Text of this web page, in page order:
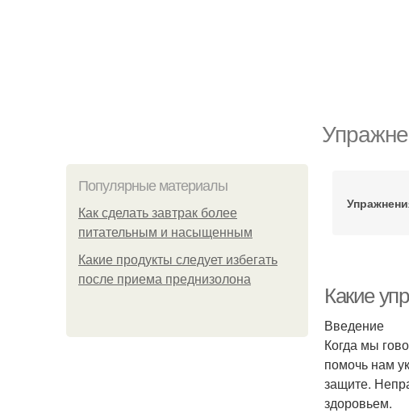
Популярные материалы
Как сделать завтрак более
питательным и насыщенным
Какие продукты следует избегать
после приема преднизолона
Какие
Введение
Когда мы
помочь нам
защите.
здоровьем.